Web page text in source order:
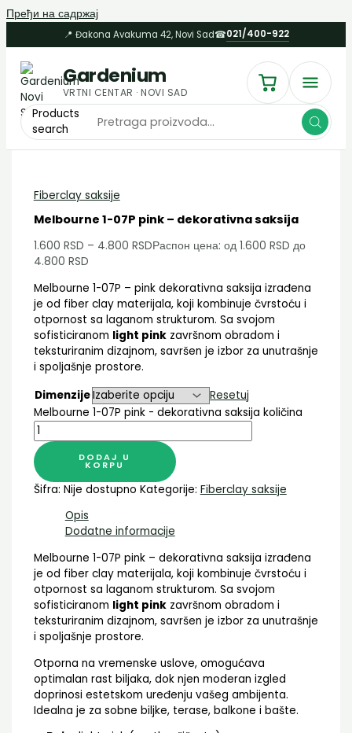
Пређи на садржај
📍 Đakona Avakuma 42, Novi Sad☎021/400-922
Gardenium
VRTNI CENTAR · NOVI SAD
Products
search
Fiberclay saksije
Melbourne 1-07P pink – dekorativna saksija
1.600 RSD – 4.800 RSDРаспон цена: од 1.600 RSD до
4.800 RSD
Melbourne 1-07P – pink dekorativna saksija izrađena
je od fiber clay materijala, koji kombinuje čvrstoću i
otpornost sa laganom strukturom. Sa svojom
sofisticiranom light pinkzavršnom obradom i
teksturiranim dizajnom, savršen je izbor za unutrašnje
i spoljašnje prostore.
Dimenzije
Resetuj
Melbourne 1-07P pink - dekorativna saksija količina
DODAJ U
KORPU
Šifra: Nije dostupno Kategorije: Fiberclay saksije
Opis
Dodatne informacije
Melbourne 1-07P pink – dekorativna saksija izrađena
je od fiber clay materijala, koji kombinuje čvrstoću i
otpornost sa laganom strukturom. Sa svojom
sofisticiranom light pinkzavršnom obradom i
teksturiranim dizajnom, savršen je izbor za unutrašnje
i spoljašnje prostore.
Otporna na vremenske uslove, omogućava
optimalan rast biljaka, dok njen moderan izgled
doprinosi estetskom uređenju vašeg ambijenta.
Idealna je za sobne biljke, terase, balkone i bašte.